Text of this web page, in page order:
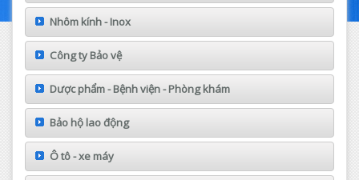
Nhôm kính - Inox
Công ty Bảo vệ
Dược phẩm - Bệnh viện - Phòng khám
Bảo hộ lao động
Ô tô - xe máy